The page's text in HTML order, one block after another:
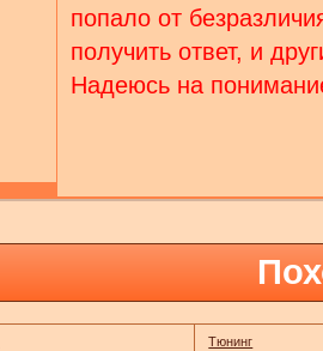
попало от
получить ответ, и
Надеюсь на
Тюнинг